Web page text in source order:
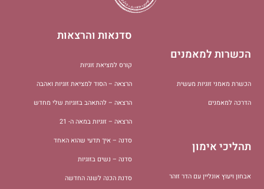
הכשרות למאמנים
הכשרת מאמני זוגיות מעשית
הדרכה למאמנים
תהליכי אימון
אבחון ויעוץ אונליין עם הדר זוהר
סדנאות והרצאות
קורס למציאת זוגיות
הרצאה – הסוד למציאת זוגיות ואהבה
הרצאה – להתאהב בזוגיות שלי מחדש
הרצאה – זוגיות במאה ה- 21
סדנה – איך תדעי שהוא האחד
סדנה – נשים בזוגיות
סדנת הכנה לשנה החדשה